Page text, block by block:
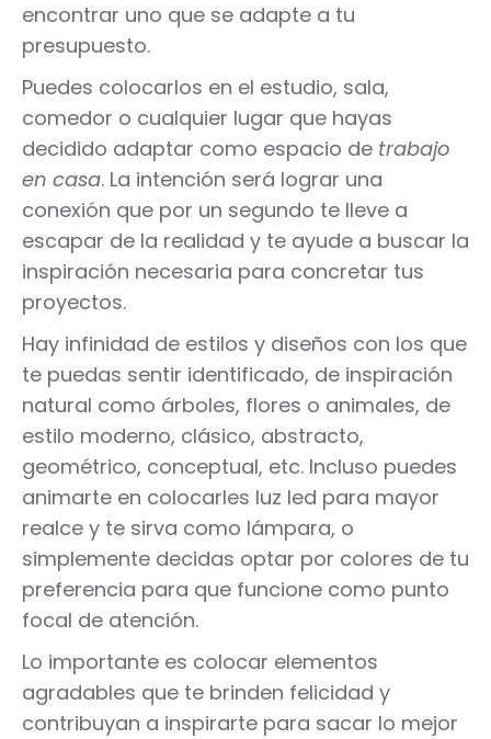
encontrar uno que se adapte a tu
presupuesto.
Puedes colocarlos en el estudio, sala,
comedor o cualquier lugar que hayas
decidido adaptar como espacio de trabajo
en casa. La intención será lograr una
conexión que por un segundo te lleve a
escapar de la realidad y te ayude a buscar la
inspiración necesaria para concretar tus
proyectos.
Hay infinidad de estilos y diseños con los que
te puedas sentir identificado, de inspiración
natural como árboles, flores o animales, de
estilo moderno, clásico, abstracto,
geométrico, conceptual, etc. Incluso puedes
animarte en colocarles luz led para mayor
realce y te sirva como lámpara, o
simplemente decidas optar por colores de tu
preferencia para que funcione como punto
focal de atención.
Lo importante es colocar elementos
agradables que te brinden felicidad y
contribuyan a inspirarte para sacar lo mejor